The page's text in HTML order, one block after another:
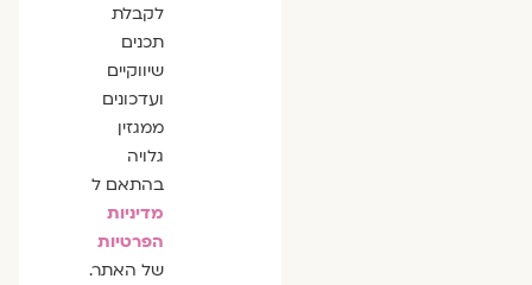
לקבלת
תכנים
שיווקיים
ועדכונים
ממגזין
גלויה
בהתאם ל
מדיניות
הפרטיות
של האתר.